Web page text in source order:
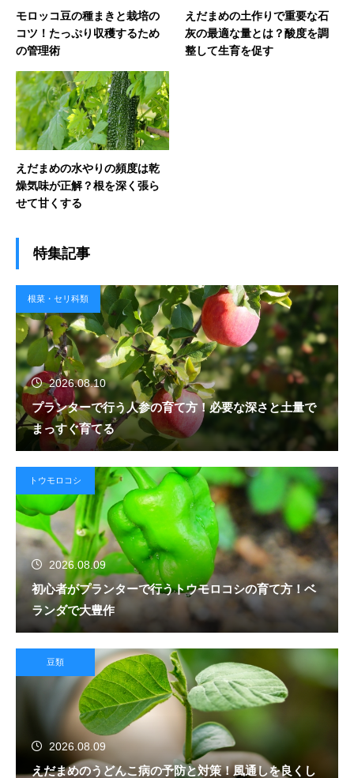
モロッコ豆の種まきと栽培の
コツ！たっぷり収穫するため
の管理術
えだまめの土作りで重要な石
灰の最適な量とは？酸度を調
整して生育を促す
えだまめの水やりの頻度は乾
燥気味が正解？根を深く張ら
せて甘くする
特集記事
根菜・セリ科類
2026.08.10
プランターで行う人参の育て方！必要な深さと土量で
まっすぐ育てる
トウモロコシ
2026.08.09
初心者がプランターで行うトウモロコシの育て方！ベ
ランダで大豊作
豆類
2026.08.09
えだまめのうどんこ病の予防と対策！風通しを良くし